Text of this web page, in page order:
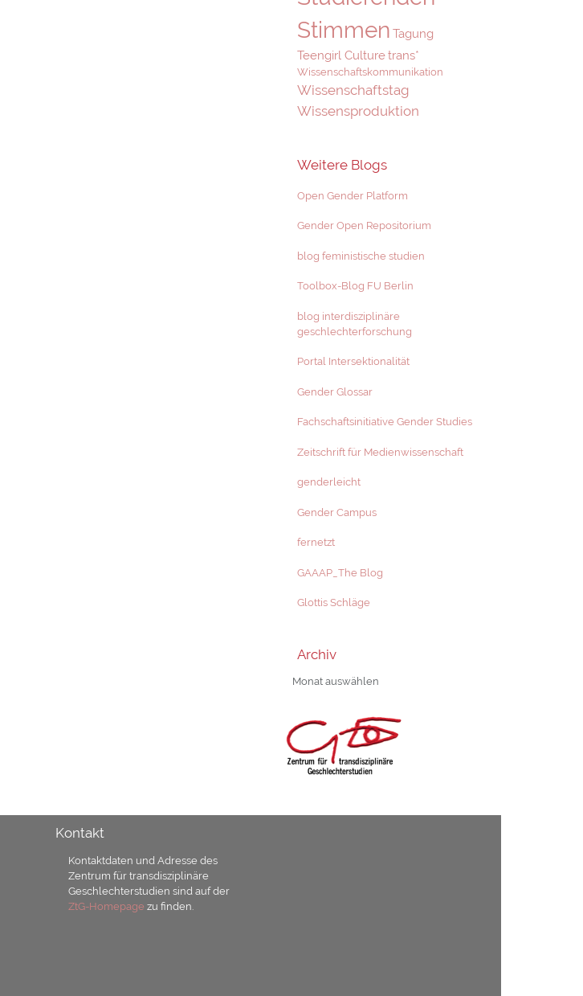
Stimmen Tagung
Teengirl Culturetrans*
Wissenschaftskommunikation
Wissenschaftstag
Wissensproduktion
Weitere Blogs
Open Gender Platform
Gender Open Repositorium
blog feministische studien
Toolbox-Blog FU Berlin
blog interdisziplinäre
geschlechterforschung
Portal Intersektionalität
Gender Glossar
Fachschaftsinitiative Gender Studies
Zeitschrift für Medienwissenschaft
genderleicht
Gender Campus
fernetzt
GAAAP_The Blog
Glottis Schläge
Archiv
Archiv
Kontakt
Kontaktdaten und Adresse des
Zentrum für transdisziplinäre
Geschlechterstudien sind auf der
ZtG-Homepagezu finden.